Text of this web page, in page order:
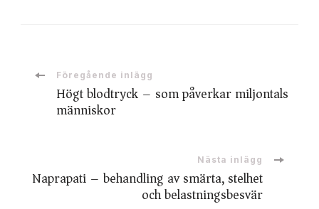
Inläggsnavigering
Föregående inlägg
Högt blodtryck – som påverkar miljontals
människor
Nästa inlägg
Naprapati – behandling av smärta, stelhet
och belastningsbesvär